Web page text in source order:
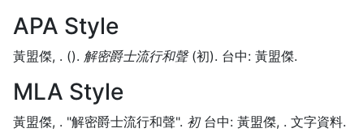
APA Style
黃盟傑, . (). 解密爵士流行和聲(初). 台中: 黃盟傑.
MLA Style
黃盟傑, . "解密爵士流行和聲". 初 台中: 黃盟傑, . 文字資料.